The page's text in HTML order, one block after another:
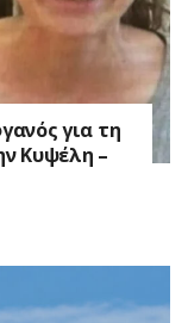
για τη
Κυψέλη –